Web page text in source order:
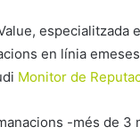
en línia
Monitor de
-més de